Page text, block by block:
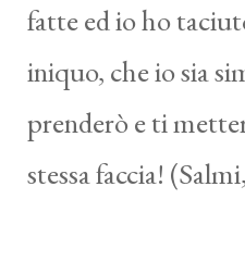
fatte ed io ho
iniquo, che io sia
prenderò e ti
stessa faccia!